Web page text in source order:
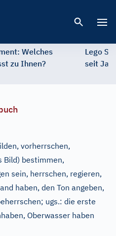
Welches
zu Ihnen?
Lego
seit
vorherrschen,
Bild) bestimmen,
sein, herrschen, regieren,
haben, den Ton angeben,
; ugs.: die erste
Oberwasser haben